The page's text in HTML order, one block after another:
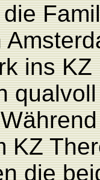
ins
KZ
die